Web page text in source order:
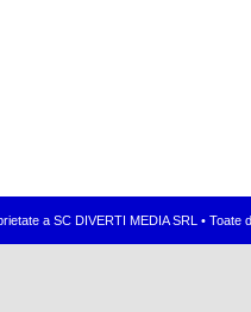
a SC DIVERTI MEDIA SRL •